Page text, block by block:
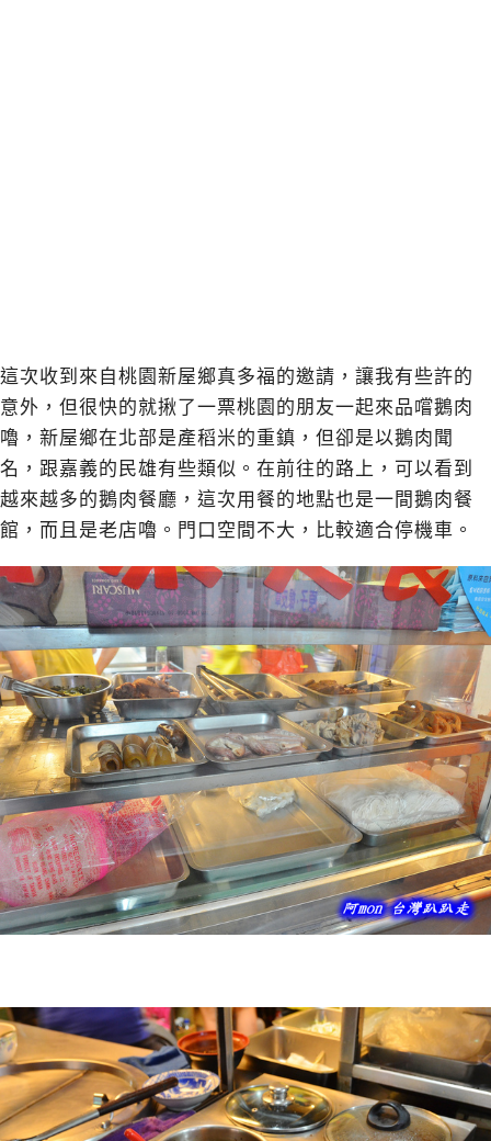
這次收到來自桃園新屋鄉真多福的邀請，讓我有些許的
意外，但很快的就揪了一票桃園的朋友一起來品嚐鵝肉
嚕，新屋鄉在北部是產稻米的重鎮，但卻是以鵝肉聞
名，跟嘉義的民雄有些類似。在前往的路上，可以看到
越來越多的鵝肉餐廳，這次用餐的地點也是一間鵝肉餐
館，而且是老店嚕。門口空間不大，比較適合停機車。